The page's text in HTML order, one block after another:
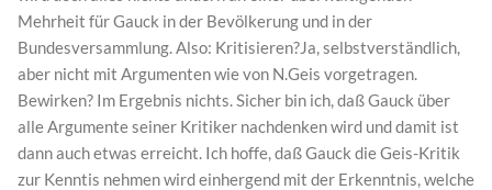
Mehrheit für Gauck in der Bevölkerung und in der
Bundesversammlung. Also: Kritisieren?Ja, selbstverständlich,
aber nicht mit Argumenten wie von N.Geis vorgetragen.
Bewirken? Im Ergebnis nichts. Sicher bin ich, daß Gauck über
alle Argumente seiner Kritiker nachdenken wird und damit ist
dann auch etwas erreicht. Ich hoffe, daß Gauck die Geis-Kritik
zur Kenntis nehmen wird einhergend mit der Erkenntnis, welche